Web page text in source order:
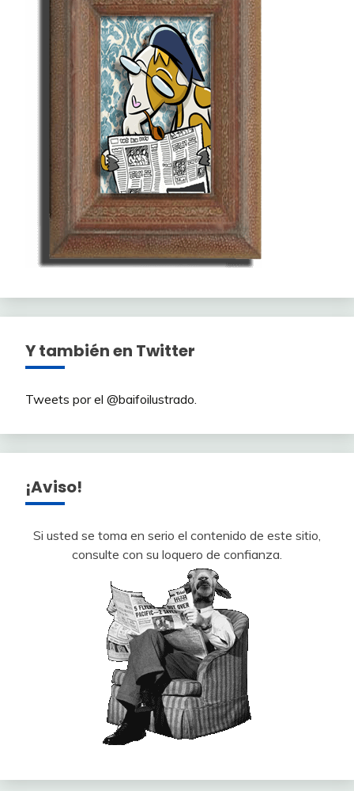
Y también en Twitter
Tweets por el @baifoilustrado.
¡Aviso!
Si usted se toma en serio el contenido de este sitio,
consulte con su loquero de confianza.